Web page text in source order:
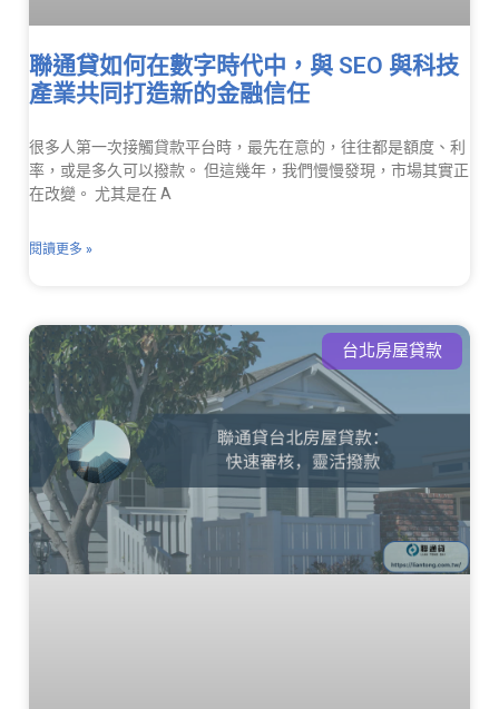
聯通貸如何在數字時代中，與 SEO 與科技
產業共同打造新的金融信任
很多人第一次接觸貸款平台時，最先在意的，往往都是額度、利
率，或是多久可以撥款。 但這幾年，我們慢慢發現，市場其實正
在改變。 尤其是在 A
閱讀更多 »
台北房屋貸款